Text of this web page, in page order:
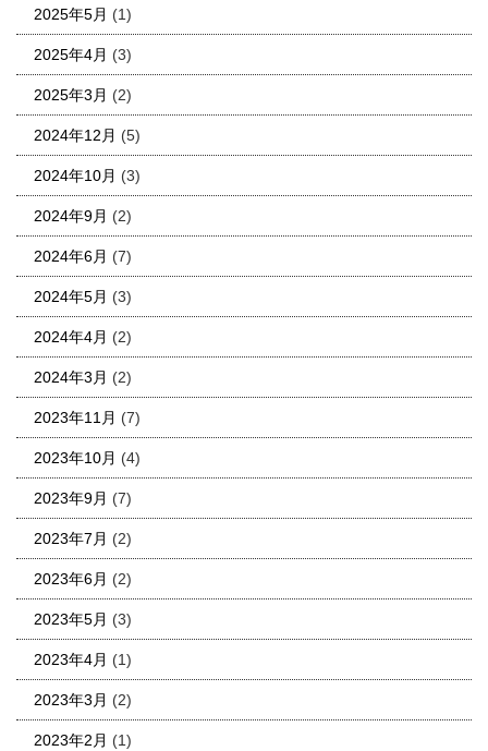
2025年5月 (1)
2025年4月 (3)
2025年3月 (2)
2024年12月 (5)
2024年10月 (3)
2024年9月 (2)
2024年6月 (7)
2024年5月 (3)
2024年4月 (2)
2024年3月 (2)
2023年11月 (7)
2023年10月 (4)
2023年9月 (7)
2023年7月 (2)
2023年6月 (2)
2023年5月 (3)
2023年4月 (1)
2023年3月 (2)
2023年2月 (1)